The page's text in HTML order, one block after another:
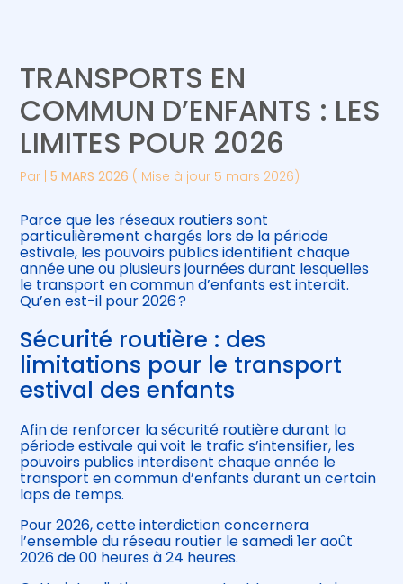
Gérer votre quotidien
Piloter votre entreprise
Développer votre entreprise
Construire votre patrimoine
Être prêt pour la facturation
électronique
Suivre votre comptabilité
Gérer vos ressources humaines
TRANSPORTS EN
COMMUN D’ENFANTS : LES
LIMITES POUR 2026
Par |5 MARS 2026 ( Mise à jour 5 mars 2026)
Parce que les réseaux routiers sont
particulièrement chargés lors de la période
estivale, les pouvoirs publics identifient chaque
année une ou plusieurs journées durant lesquelles
le transport en commun d’enfants est interdit.
Qu’en est-il pour 2026 ?
Sécurité routière : des
limitations pour le transport
estival des enfants
Afin de renforcer la sécurité routière durant la
période estivale qui voit le trafic s’intensifier, les
pouvoirs publics interdisent chaque année le
transport en commun d’enfants durant un certain
laps de temps.
Pour 2026, cette interdiction concernera
l’ensemble du réseau routier le samedi 1er août
2026 de 00 heures à 24 heures.